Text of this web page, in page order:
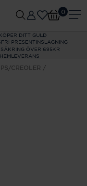
DITT GULD
PRESENTINSLAGNING
ÖVER 695KR
HEMLEVERANS
0
CREOLER